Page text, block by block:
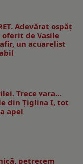
Adevărat ospăț
oferit de Vasile
un acuarelist
Trece vara…
din Ţiglina I, tot
apel
petrecem